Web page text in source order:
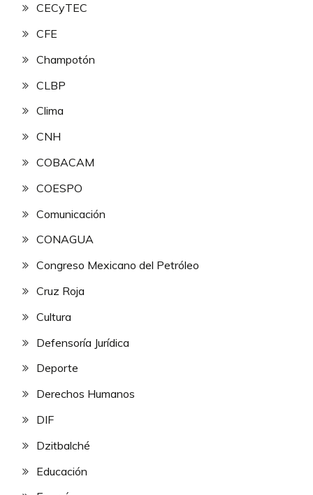
CECyTEC
CFE
Champotón
CLBP
Clima
CNH
COBACAM
COESPO
Comunicación
CONAGUA
Congreso Mexicano del Petróleo
Cruz Roja
Cultura
Defensoría Jurídica
Deporte
Derechos Humanos
DIF
Dzitbalché
Educación